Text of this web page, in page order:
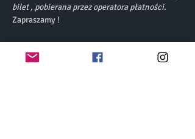
bilet , pobierana przez operatora płatności.
Zapraszamy !
Bilety